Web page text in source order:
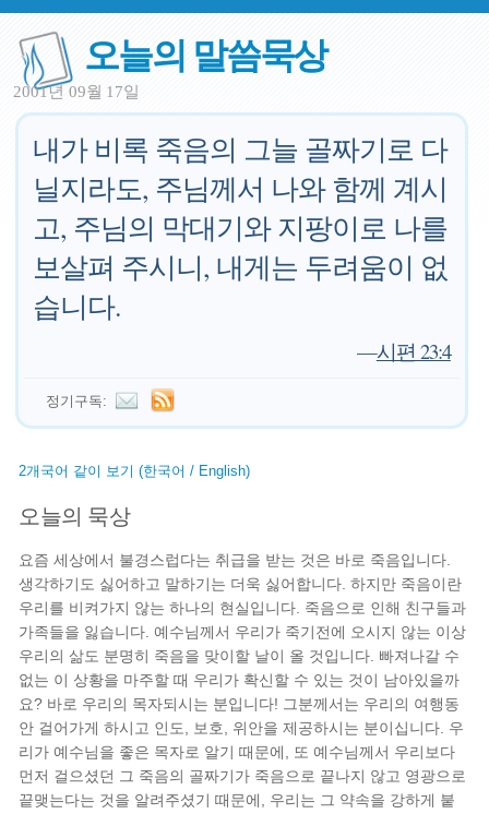
오늘의 말씀묵상
2001년 09월 17일
내가 비록 죽음의 그늘 골짜기로 다
닐지라도, 주님께서 나와 함께 계시
고, 주님의 막대기와 지팡이로 나를
보살펴 주시니, 내게는 두려움이 없
습니다.
—시편 23:4
정기구독:
2개국어 같이 보기 (한국어 / English)
오늘의 묵상
요즘 세상에서 불경스럽다는 취급을 받는 것은 바로 죽음입니다.
생각하기도 싫어하고 말하기는 더욱 싫어합니다. 하지만 죽음이란
우리를 비켜가지 않는 하나의 현실입니다. 죽음으로 인해 친구들과
가족들을 잃습니다. 예수님께서 우리가 죽기전에 오시지 않는 이상
우리의 삶도 분명히 죽음을 맞이할 날이 올 것입니다. 빠져나갈 수
없는 이 상황을 마주할 때 우리가 확신할 수 있는 것이 남아있을까
요? 바로 우리의 목자되시는 분입니다! 그분께서는 우리의 여행동
안 걸어가게 하시고 인도, 보호, 위안을 제공하시는 분이십니다. 우
리가 예수님을 좋은 목자로 알기 때문에, 또 예수님께서 우리보다
먼저 걸으셨던 그 죽음의 골짜기가 죽음으로 끝나지 않고 영광으로
끝맺는다는 것을 알려주셨기 때문에, 우리는 그 약속을 강하게 붙